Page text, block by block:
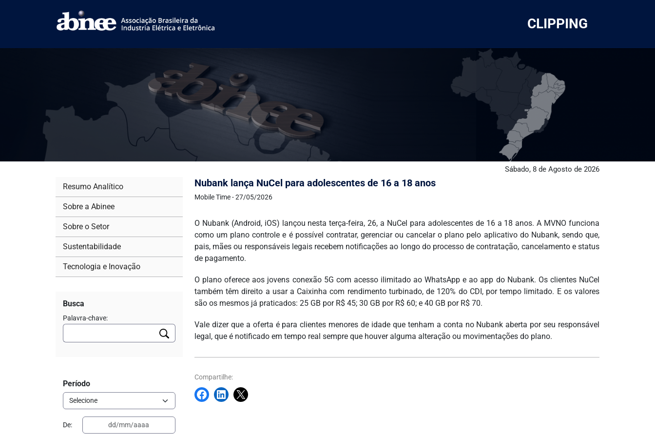
CLIPPING
Sábado, 8 de Agosto de 2026
Nubank lança NuCel para adolescentes de 16 a 18 anos
Mobile Time - 27/05/2026
O Nubank (Android, iOS) lançou nesta terça-feira, 26, a NuCel para adolescentes de 16 a 18 anos. A MVNO funciona
como um plano controle e é possível contratar, gerenciar ou cancelar o plano pelo aplicativo do Nubank, sendo que,
pais, mães ou responsáveis legais recebem notificações ao longo do processo de contratação, cancelamento e status
de pagamento.
O plano oferece aos jovens conexão 5G com acesso ilimitado ao WhatsApp e ao app do Nubank. Os clientes NuCel
também têm direito a usar a Caixinha com rendimento turbinado, de 120% do CDI, por tempo limitado. E os valores
são os mesmos já praticados: 25 GB por R$ 45; 30 GB por R$ 60; e 40 GB por R$ 70.
Vale dizer que a oferta é para clientes menores de idade que tenham a conta no Nubank aberta por seu responsável
legal, que é notificado em tempo real sempre que houver alguma alteração ou movimentações do plano.
Compartilhe:
Resumo Analítico
Sobre a Abinee
Sobre o Setor
Sustentabilidade
Tecnologia e Inovação
Busca
Palavra-chave:
Período
De: